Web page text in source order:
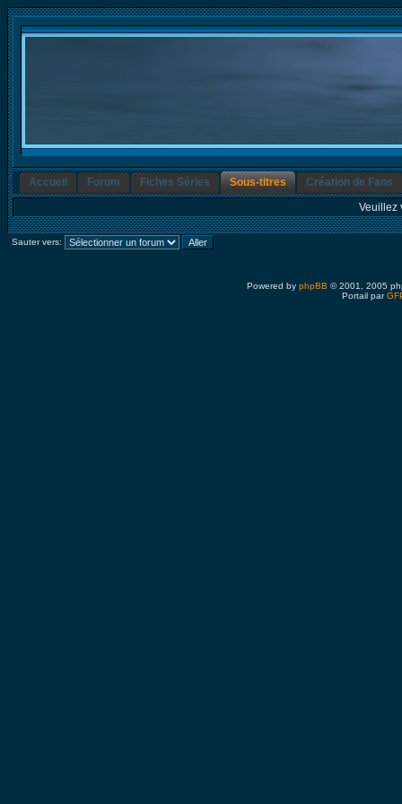
Accueil Forum Fiches Séries Sous-titres
Création de Fans
Veuillez
Sauter vers:
Powered by phpBB © 2001, 2005
Portail par